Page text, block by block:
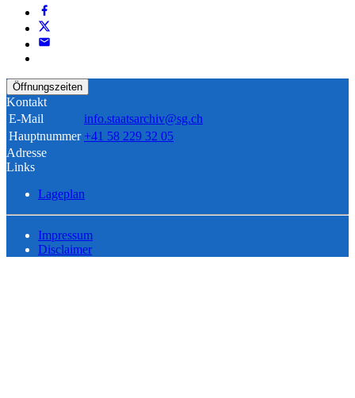
Öffnungszeiten
Kontakt
E-Mail
info.staatsarchiv@sg.ch
Hauptnummer +41 58 229 32 05
Adresse
Links
Lageplan
Impressum
Disclaimer